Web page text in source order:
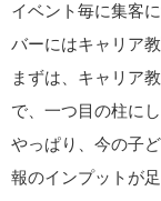
イベント毎に集客
バーにはキャリア
まずは、キャリア
で、一つ目の柱にし
やっぱり、今の子
報のインプットが